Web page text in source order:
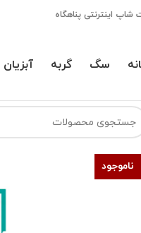
شاپ اینترنتی پناهگاه
سگ گربه آبزیان
ناموجود